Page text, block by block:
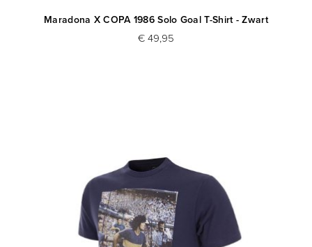
Maradona X COPA 1986 Solo Goal T-Shirt - Zwart
€ 49,95